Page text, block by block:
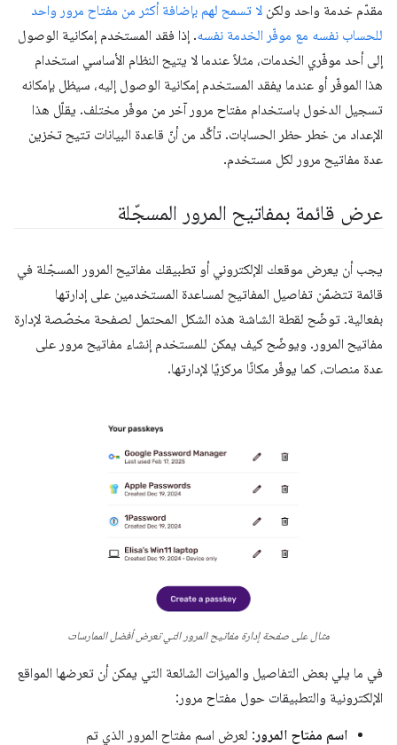
مقدّم خدمة واحد ولكن لا تسمح لهم بإضافة أكثر من مفتاح مرور واحد
للحساب نفسه مع موفّر الخدمة نفسه. إذا فقد المستخدم إمكانية الوصول
إلى أحد موفّري الخدمات، مثلاً عندما لا يتيح النظام الأساسي استخدام
هذا الموفّر أو عندما يفقد المستخدم إمكانية الوصول إليه، سيظل بإمكانه
تسجيل الدخول باستخدام مفتاح مرور آخر من موفّر مختلف. يقلّل هذا
الإعداد من خطر حظر الحسابات. تأكَّد من أنّ قاعدة البيانات تتيح تخزين
عدة مفاتيح مرور لكل مستخدم.
عرض قائمة بمفاتيح المرور المسجّلة
يجب أن يعرض موقعك الإلكتروني أو تطبيقك مفاتيح المرور المسجّلة في
قائمة تتضمّن تفاصيل المفاتيح لمساعدة المستخدمين على إدارتها
بفعالية. توضّح لقطة الشاشة هذه الشكل المحتمل لصفحة مخصّصة لإدارة
مفاتيح المرور. ويوضّح كيف يمكن للمستخدم إنشاء مفاتيح مرور على
عدة منصات، كما يوفّر مكانًا مركزيًا لإدارتها.
مثال على صفحة إدارة مفاتيح المرور التي تعرض أفضل الممارسات
في ما يلي بعض التفاصيل والميزات الشائعة التي يمكن أن تعرضها المواقع
الإلكترونية والتطبيقات حول مفتاح مرور:
اسم مفتاح المرور : لعرض اسم مفتاح المرور الذي تم